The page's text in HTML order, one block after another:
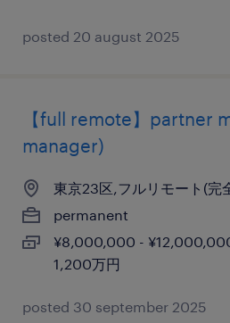
posted 20 august 2025
【full remote】partner
manager)
東京23区,フルリモート(完
permanent
¥8,000,000 -
1,200万円
posted 30 september 2025